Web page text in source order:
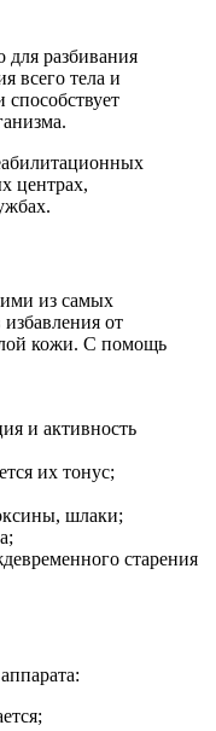
для разбивания
всего тела и
центрах,
из самых
от
кожи. С помощь
и активность
их тонус;
шлаки;
старения